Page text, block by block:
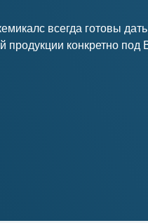
всегда готовы
продукции конкретно под